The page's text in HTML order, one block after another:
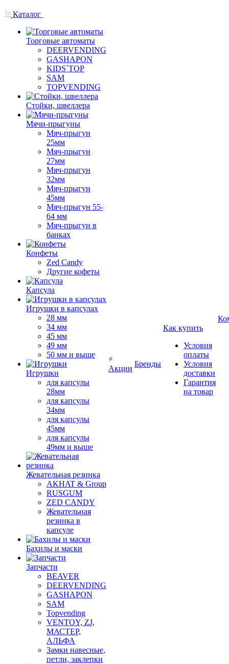
Каталог
Торговые автоматы
DEERVENDING
GASHAPON
KIDS`TOP
SAM
TOPVENDING
Стойки, швеллера
Мячи-прыгуны
Мяч-прыгун
25мм
Мяч-прыгун
27мм
Мяч-прыгун
32мм
Мяч-прыгун
45мм
Мяч-прыгун 55-
64 мм
Мяч-прыгун в
банках
Конфеты
Zed Candy
Другие кофеты
Капсула
Игрушки в капсулах
28 мм
34 мм
45 мм
49 мм
50 мм и выше
Игрушки
для капсулы
28мм
для капсулы
34мм
для капсулы
45мм
для капсулы
49мм и выше
Жевательная резинка
AKHAT & Group
RUSGUM
ZED CANDY
Жевательная
резинка в
капсуле
Бахилы и маски
Запчасти
BEAVER
DEERVENDING
GASHAPON
SAM
Topvending
VENTOY, ZJ,
МАСТЕР,
АЛЬФА
Замки навесные,
петли, заклепки
Акции
Бренды
Как купить
Условия
оплаты
Условия
доставки
Гарантия
на товар